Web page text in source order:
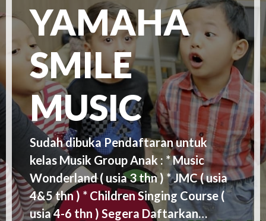
YAMAHA
SMILE
MUSIC
Sudah dibuka Pendaftaran untuk
kelas Musik Group Anak : * Music
Wonderland ( usia 3 thn ) * JMC ( usia
4&5 thn ) * Children Singing Course (
usia 4-6 thn ) Segera Daftarkan…